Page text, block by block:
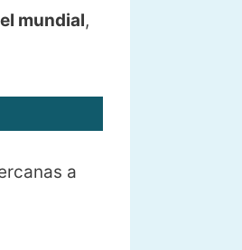
mundial,
a